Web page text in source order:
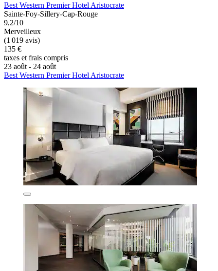
Best Western Premier Hotel Aristocrate
Sainte-Foy-Sillery-Cap-Rouge
9,2/10
Merveilleux
(1 019 avis)
135 €
taxes et frais compris
23 août - 24 août
Best Western Premier Hotel Aristocrate